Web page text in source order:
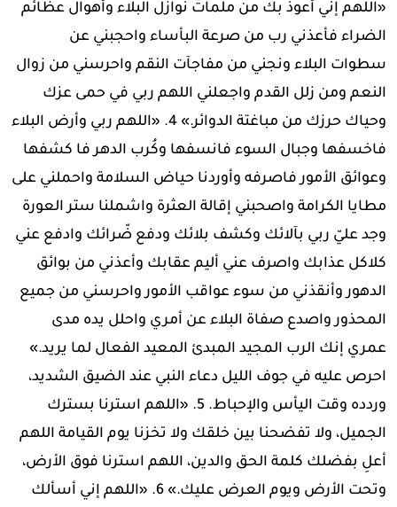
«اللهم إني أعوذ بك من ملمات نوازل البلاء وأهوال عظائم
الضراء فأعذني رب من صرعة البأساء واحجبني عن
سطوات البلاء ونجني من مفاجآت النقم واحرسني من زوال
النعم ومن زلل القدم واجعلني اللهم ربي في حمى عزك
وحياك حرزك من مباغتة الدوائر.» 4. «اللهم ربي وأرض البلاء
فاخسفها وجبال السوء فانسفها وكُرب الدهر فا كشفها
وعوائق الأمور فاصرفه وأوردنا حياض السلامة واحملني على
مطايا الكرامة واصحبني إقالة العثرة واشملنا ستر العورة
وجد عليّ ربي بآلائك وكشف بلائك ودفع ضّرائك وادفع عني
كلاكل عذابك واصرف عني أليم عقابك وأعذني من بوائق
الدهور وأنقذني من سوء عواقب الأمور واحرسني من جميع
المحذور واصدع صفاة البلاء عن أمري واحلل يده مدى
عمري إنك الرب المجيد المبدئ المعيد الفعال لما يريد.»
احرص عليه في جوف الليل دعاء النبي عند الضيق الشديد،
وردده وقت اليأس والإحباط. 5. «اللهم استرنا بسترك
الجميل، ولا تفضحنا بين خلقك ولا تخزنا يوم القيامة اللهم
أعلِ بفضلك كلمة الحق والدين، اللهم استرنا فوق الأرض،
وتحت الأرض ويوم العرض عليك.» 6. «اللهم إني أسألك